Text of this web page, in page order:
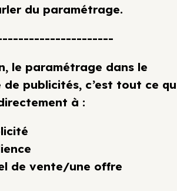
du paramétrage.
le paramétrage dans le
publicités, c’est tout ce
à :
de vente/une offre